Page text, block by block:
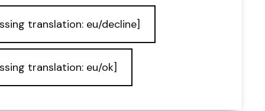
translation: eu/decline]
translation: eu/ok]